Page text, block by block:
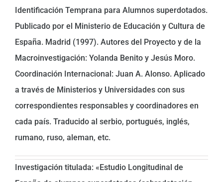
Identificación Temprana para Alumnos superdotados.
Publicado por el Ministerio de Educación y Cultura de
España. Madrid (1997). Autores del Proyecto y de la
Macroinvestigación: Yolanda Benito y Jesús Moro.
Coordinación Internacional: Juan A. Alonso. Aplicado
a través de Ministerios y Universidades con sus
correspondientes responsables y coordinadores en
cada país. Traducido al serbio, portugués, inglés,
rumano, ruso, aleman, etc.
Investigación titulada: «Estudio Longitudinal de